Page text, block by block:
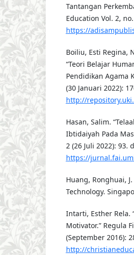
Tantangan
Education Vol. 2,
https://
Boiliu, Esti Regina,
“Teori Belajar
Pendidikan Agama
(30 Januari 2022):
http://
Hasan, Salim.
Ibtidaiyah Pada
2 (26 Juli 2022): 93.
https://
Huang, Ronghuai,
Technology.
Intarti, Esther Rela.
Motivator.” Regula
(September 2016):
http://